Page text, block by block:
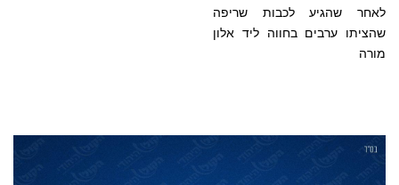
לאחר שהגיע לכבות שריפה
שהציתו ערבים בחווה ליד אלון
מורה